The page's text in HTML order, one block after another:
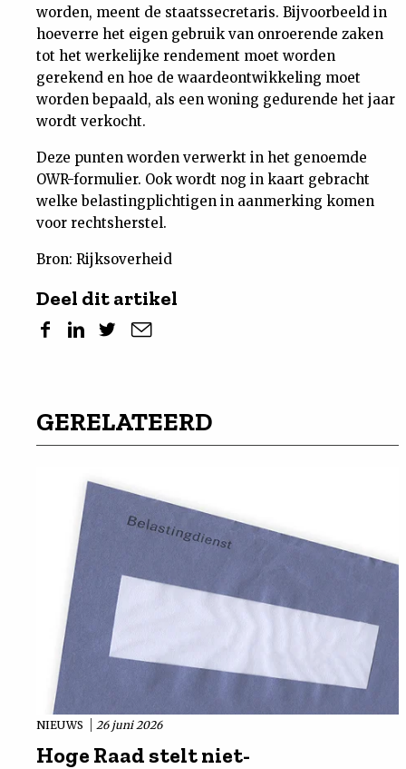
worden, meent de staatssecretaris. Bijvoorbeeld in
hoeverre het eigen gebruik van onroerende zaken
tot het werkelijke rendement moet worden
gerekend en hoe de waardeontwikkeling moet
worden bepaald, als een woning gedurende het jaar
wordt verkocht.
Deze punten worden verwerkt in het genoemde
OWR-formulier. Ook wordt nog in kaart gebracht
welke belastingplichtigen in aanmerking komen
voor rechtsherstel.
Bron: Rijksoverheid
Deel dit artikel
GERELATEERD
NIEUWS 26 juni 2026
Hoge Raad stelt niet-